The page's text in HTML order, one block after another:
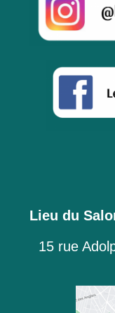
Lieu du
15 rue